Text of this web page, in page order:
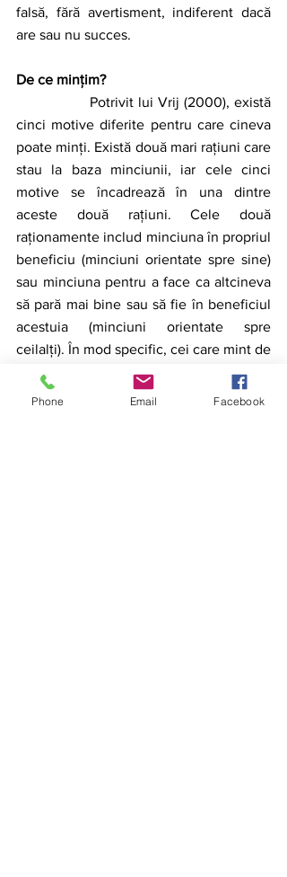
falsă, fără avertisment, indiferent dacă
are sau nu succes.
De ce mințim?
cinci motive diferite pentru care cineva
poate minți. Există două mari rațiuni care
stau la baza minciunii, iar cele cinci
motive se încadrează în una dintre
aceste două rațiuni. Cele două
raționamente includ minciuna în propriul
beneficiu (minciuni orientate spre sine)
sau minciuna pentru a face ca altcineva
să pară mai bine sau să fie în beneficiul
acestuia (minciuni orientate spre
ceilalți). În mod specific, cei care mint de
dragul altora pot minți pentru a-i face pe
ceilalți să se simtă mai bine sau pentru a
Phone Email Facebook